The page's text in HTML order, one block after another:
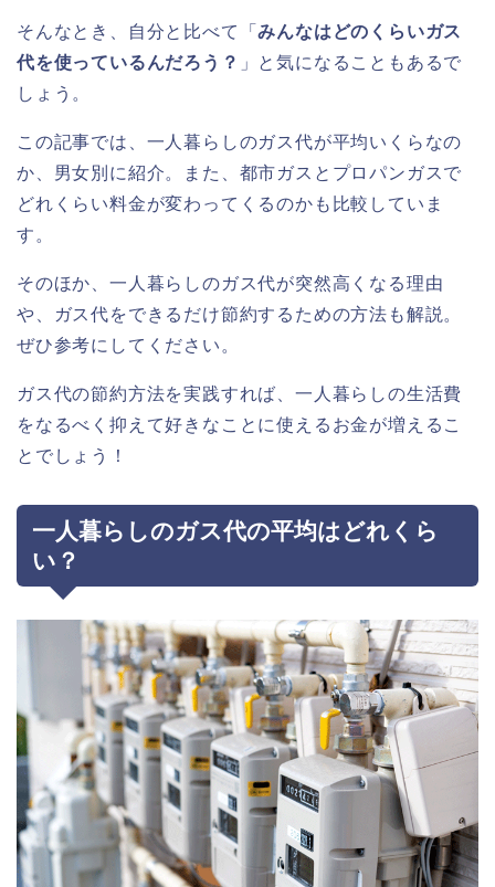
そんなとき、自分と比べて「みんなはどのくらいガス
代を使っているんだろう？ 」と気になることもあるで
しょう。
この記事では、一人暮らしのガス代が平均いくらなの
か、男女別に紹介。また、都市ガスとプロパンガスで
どれくらい料金が変わってくるのかも比較していま
す。
そのほか、一人暮らしのガス代が突然高くなる理由
や、ガス代をできるだけ節約するための方法も解説。
ぜひ参考にしてください。
ガス代の節約方法を実践すれば、一人暮らしの生活費
をなるべく抑えて好きなことに使えるお金が増えるこ
とでしょう！
一人暮らしのガス代の平均はどれくら
い？